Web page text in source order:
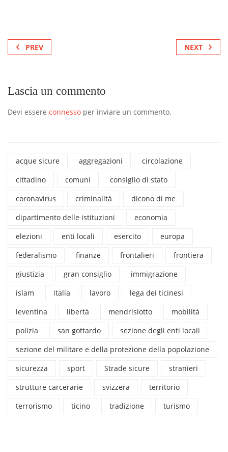
PREV NEXT
Lascia un commento
Devi essere connesso per inviare un commento.
acque sicure aggregazioni
circolazione
cittadino
comuni
consiglio di stato
coronavirus
criminalità
dicono di me
dipartimento delle istituzioni
economia
elezioni
enti locali esercito
europa
federalismo
finanze frontalieri
frontiera
giustizia
gran consiglio
immigrazione
islam
italia lavoro
lega dei ticinesi
leventina
libertà mendrisiotto
mobilità
polizia
san gottardo
sezione degli enti locali
sezione del militare e della protezione della popolazione
sicurezza
sport Strade sicure
stranieri
strutture carcerarie
svizzera
territorio
terrorismo
ticino tradizione turismo